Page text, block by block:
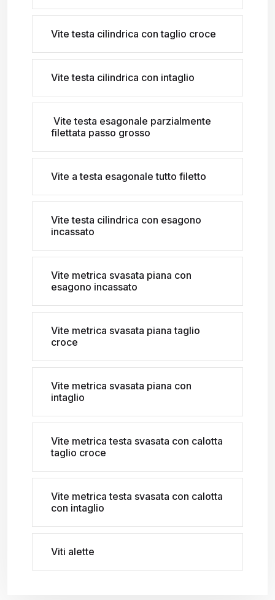
Vite testa cilindrica con taglio croce
Vite testa cilindrica con intaglio
Vite testa esagonale parzialmente
filettata passo grosso
Vite a testa esagonale tutto filetto
Vite testa cilindrica con esagono
incassato
Vite metrica svasata piana con
esagono incassato
Vite metrica svasata piana taglio
croce
Vite metrica svasata piana con
intaglio
Vite metrica testa svasata con calotta
taglio croce
Vite metrica testa svasata con calotta
con intaglio
Viti alette